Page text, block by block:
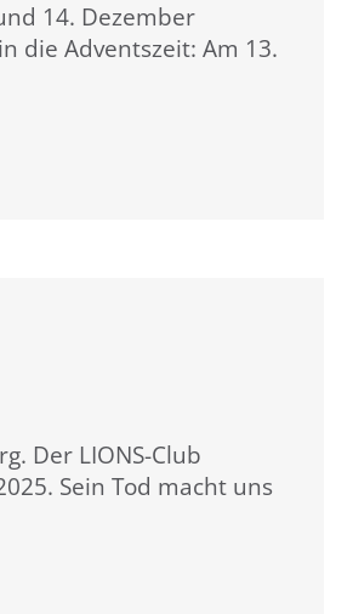
14. Dezember
die Adventszeit: Am 13.
Der LIONS-Club
Sein Tod macht uns